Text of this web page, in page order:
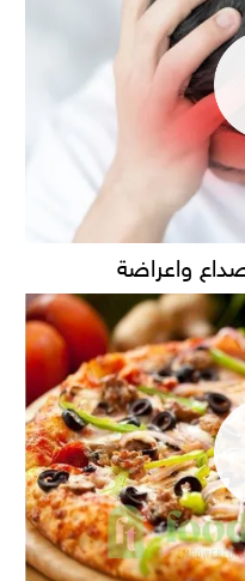
واعراضة